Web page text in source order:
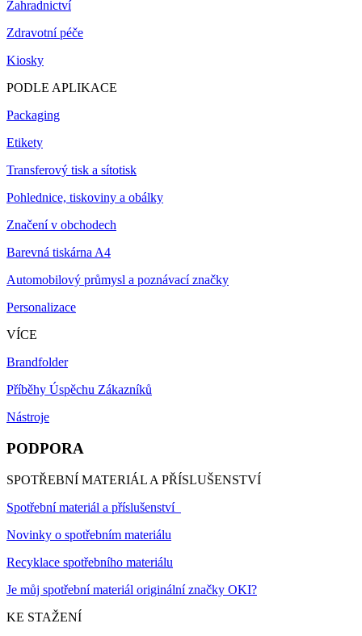
Zahradnictví
Zdravotní péče
Kiosky
PODLE APLIKACE
Packaging
Etikety
Transferový tisk a sítotisk
Pohlednice, tiskoviny a obálky
Značení v obchodech
Barevná tiskárna A4
Automobilový průmysl a poznávací značky
Personalizace
VÍCE
Brandfolder
Příběhy Úspěchu Zákazníků
Nástroje
PODPORA
SPOTŘEBNÍ MATERIÁL A PŘÍSLUŠENSTVÍ
Spotřební materiál a příslušenství
Novinky o spotřebním materiálu
Recyklace spotřebního materiálu
Je můj spotřební materiál originální značky OKI?
KE STAŽENÍ